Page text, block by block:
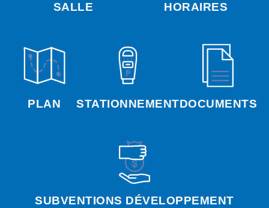
SALLE
HORAIRES
PLAN STATIONNEMENTDOCUMENTS
SUBVENTIONS DÉVELOPPEMENT